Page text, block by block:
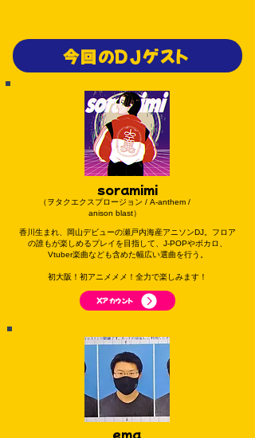
今回のDJゲスト
soramimi
（ヲタクエクスプロージョン / A-anthem /
anison blast）
香川生まれ、岡山デビューの瀬戸内海産アニソンDJ。フロア
の誰もが楽しめるプレイを目指して、J-POPやボカロ、
Vtuber楽曲なども含めた幅広い選曲を行う。
初大阪！初アニメメメ！全力で楽しみます！
Xアカウント
ema